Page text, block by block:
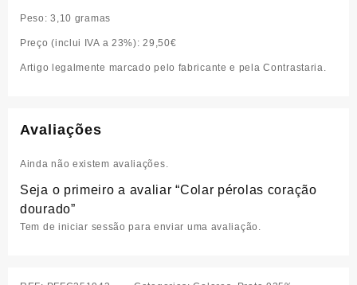
Peso: 3,10 gramas
Preço (inclui IVA a 23%): 29,50€
Artigo legalmente marcado pelo fabricante e pela Contrastaria.
Avaliações
Ainda não existem avaliações.
Seja o primeiro a avaliar “Colar pérolas coração
dourado”
Tem de iniciar sessão para enviar uma avaliação.